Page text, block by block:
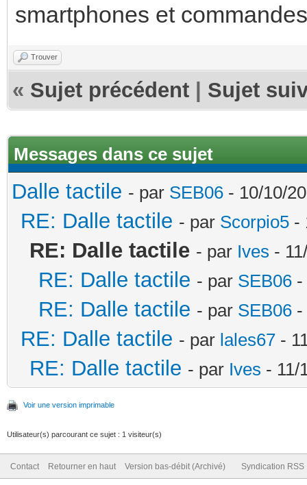
smartphones et
Trouver
« Sujet précédent Sujet
Messages dans ce sujet
Dalle tactile - par SEB06 - 10/10/
RE: Dalle tactile - par Scorpio5 -
RE: Dalle tactile - par Ives -
RE: Dalle tactile - par SEB06 -
RE: Dalle tactile - par SEB06 -
RE: Dalle tactile - par lales67 -
RE: Dalle tactile - par Ives - 11/
Voir une version imprimable
Utilisateur(s) parcourant ce sujet : 1 visiteur(s)
Contact Retourner en haut Version bas-débit (Archivé) Syndication RSS